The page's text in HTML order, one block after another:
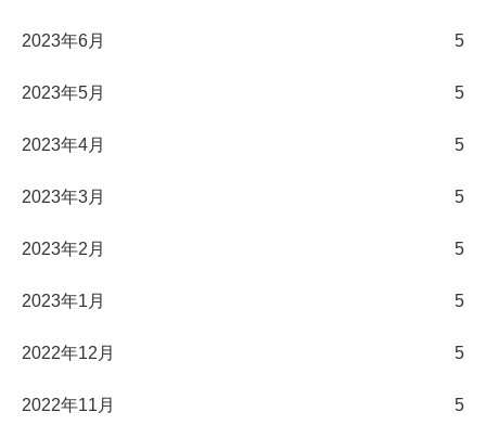
2023年6月 5
2023年5月 5
2023年4月 5
2023年3月 5
2023年2月 5
2023年1月 5
2022年12月 5
2022年11月 5